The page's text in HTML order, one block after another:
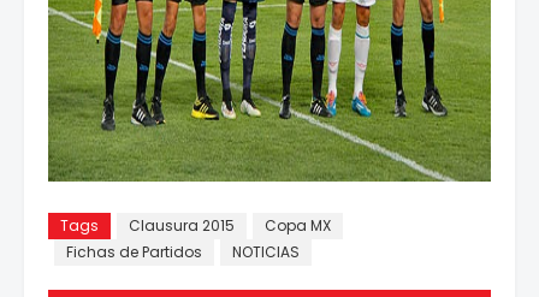
Tags Clausura 2015
Copa MX
Fichas de Partidos
NOTICIAS